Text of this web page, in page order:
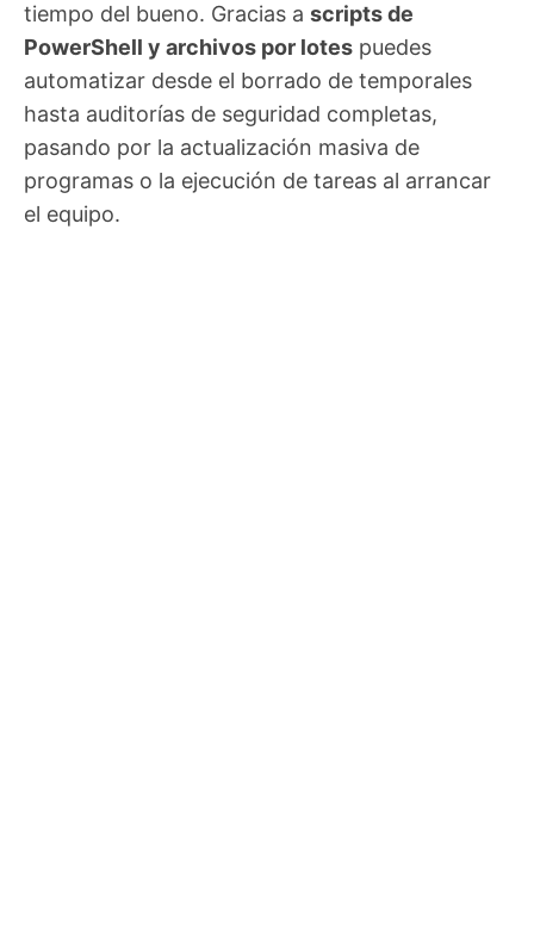
tiempo del bueno. Gracias a scripts de
PowerShell y archivos por lotes puedes
automatizar desde el borrado de temporales
hasta auditorías de seguridad completas,
pasando por la actualización masiva de
programas o la ejecución de tareas al arrancar
el equipo.